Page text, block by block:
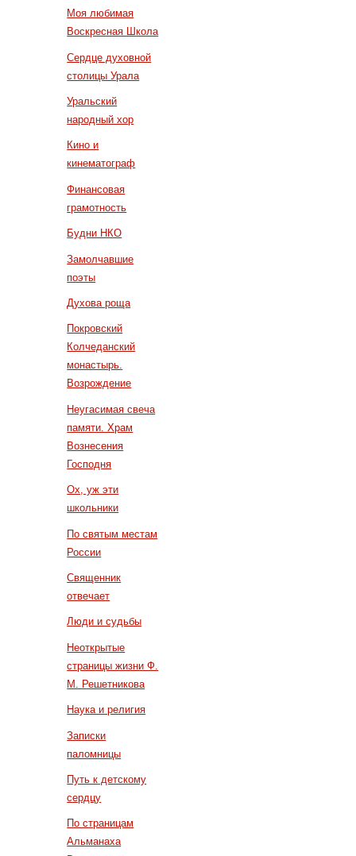
Моя любимая
Воскресная Школа
Сердце духовной
столицы Урала
Уральский
народный хор
Кино и
кинематограф
Финансовая
грамотность
Будни НКО
Замолчавшие
поэты
Духова роща
Покровский
Колчеданский
монастырь.
Возрождение
Неугасимая свеча
памяти. Храм
Вознесения
Господня
Ох, уж эти
школьники
По святым местам
России
Священник
отвечает
Люди и судьбы
Неоткрытые
страницы жизни Ф.
М. Решетникова
Наука и религия
Записки
паломницы
Путь к детскому
сердцу
По страницам
Альманаха